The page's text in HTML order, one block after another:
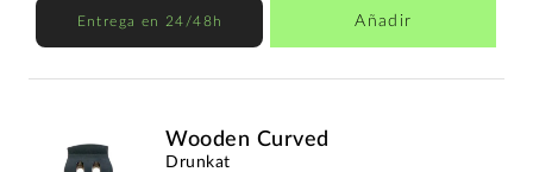
Entrega en 24/48h Añadir
Wooden Curved
Drunkat